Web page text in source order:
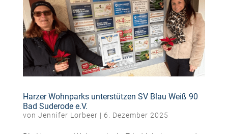
Harzer Wohnparks unterstützen SV Blau Weiß 90
Bad Suderode e.V.
von Jennifer Lorbeer | 6. Dezember 2025